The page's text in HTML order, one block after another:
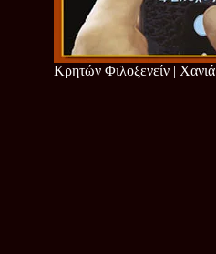
Κρητών Φιλοξενείν | Χανιά